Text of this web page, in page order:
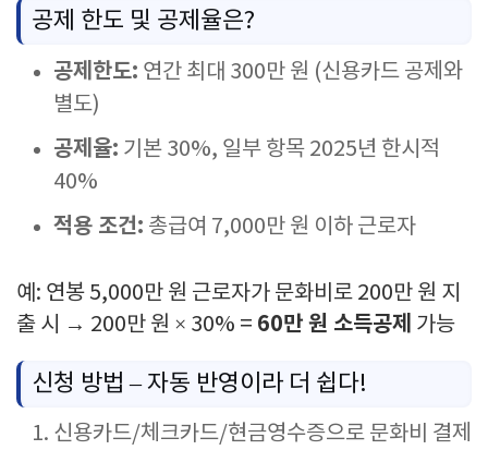
공제 한도 및 공제율은?
공제한도: 연간 최대 300만 원 (신용카드 공제와
별도)
공제율: 기본 30%, 일부 항목 2025년 한시적
40%
적용 조건: 총급여 7,000만 원 이하 근로자
예: 연봉 5,000만 원 근로자가 문화비로 200만 원 지
출 시 → 200만 원 × 30% = 60만 원 소득공제 가능
신청 방법 – 자동 반영이라 더 쉽다!
신용카드/체크카드/현금영수증으로 문화비 결제